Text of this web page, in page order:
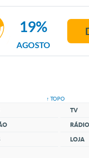
AGOSTO
19%
↑ TOPO
TV
RÁDIO
LOJA